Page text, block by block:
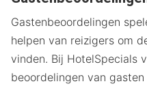
Gastenbeoordelingen
helpen van reizigers om
vinden. Bij HotelSpecials
beoordelingen van